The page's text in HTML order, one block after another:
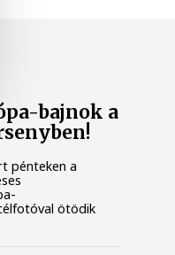
bajnok a
pénteken a
ötödik